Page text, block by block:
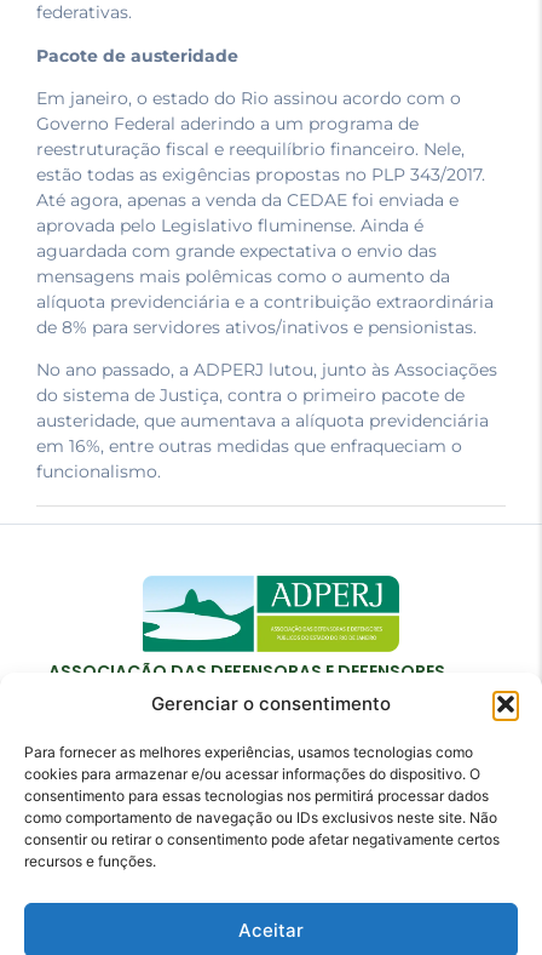
Gerenciar o consentimento
Para fornecer as melhores experiências, usamos tecnologias como
cookies para armazenar e/ou acessar informações do dispositivo. O
consentimento para essas tecnologias nos permitirá processar dados
como comportamento de navegação ou IDs exclusivos neste site. Não
consentir ou retirar o consentimento pode afetar negativamente certos
recursos e funções.
Aceitar
federativas.
Pacote de austeridade
Em janeiro, o estado do Rio assinou acordo com o
Governo Federal aderindo a um programa de
reestruturação fiscal e reequilíbrio financeiro. Nele,
estão todas as exigências propostas no PLP 343/2017.
Até agora, apenas a venda da CEDAE foi enviada e
aprovada pelo Legislativo fluminense. Ainda é
aguardada com grande expectativa o envio das
mensagens mais polêmicas como o aumento da
alíquota previdenciária e a contribuição extraordinária
de 8% para servidores ativos/inativos e pensionistas.
No ano passado, a ADPERJ lutou, junto às Associações
do sistema de Justiça, contra o primeiro pacote de
austeridade, que aumentava a alíquota previdenciária
em 16%, entre outras medidas que enfraqueciam o
funcionalismo.
ASSOCIAÇÃO DAS DEFENSORAS E DEFENSORES
PÚBLICOS DO ESTADO DO RIO DE JANEIRO
Contato
adperj@adperj.com.br
(21) 2220-6022